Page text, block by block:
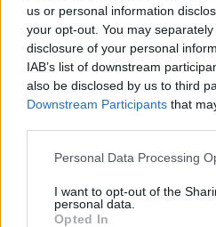
us or personal information
your opt-out. You may
disclosure of your personal
IAB’s list of downstream
also be disclosed by us to third
Downstream Participants that
Personal Data Processing
I want to opt-out of the
personal data.
Opted In
Vészjelzések, Figyelmeztetések
Fontos tudni, hogy a veszélyes
alkalmazása ellenére sem
megfelelően korán, előre jelezni és